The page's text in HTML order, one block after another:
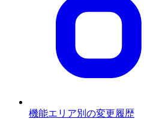
機能エリア別の変更履歴